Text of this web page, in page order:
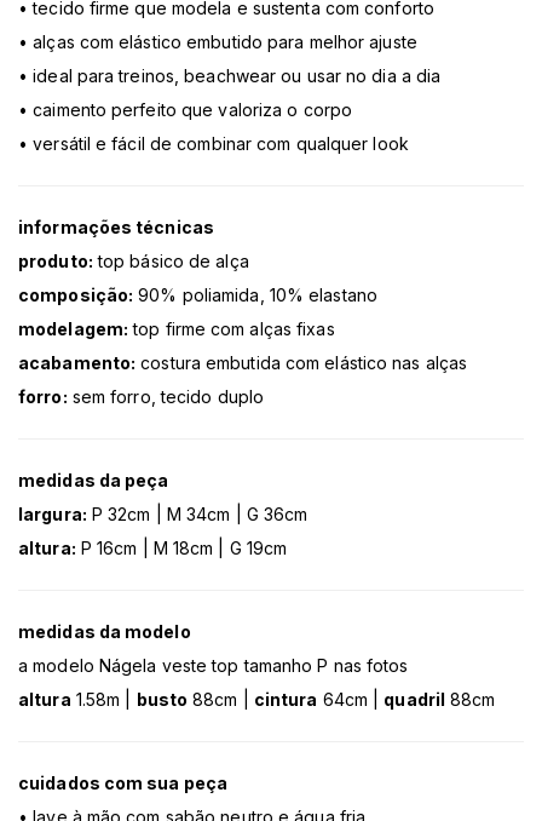
• tecido firme que modela e sustenta com conforto
• alças com elástico embutido para melhor ajuste
• ideal para treinos, beachwear ou usar no dia a dia
• caimento perfeito que valoriza o corpo
• versátil e fácil de combinar com qualquer look
informações técnicas
produto: top básico de alça
composição: 90% poliamida, 10% elastano
modelagem: top firme com alças fixas
acabamento: costura embutida com elástico nas alças
forro: sem forro, tecido duplo
medidas da peça
largura: P 32cm | M 34cm | G 36cm
altura: P 16cm | M 18cm | G 19cm
medidas da modelo
a modelo Nágela veste top tamanho P nas fotos
altura 1.58m | busto 88cm | cintura 64cm | quadril 88cm
cuidados com sua peça